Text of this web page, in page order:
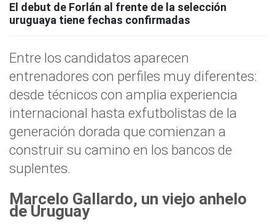
El debut de Forlán al frente de la selección
uruguaya tiene fechas confirmadas
Entre los candidatos aparecen
entrenadores con perfiles muy diferentes:
desde técnicos con amplia experiencia
internacional hasta exfutbolistas de la
generación dorada que comienzan a
construir su camino en los bancos de
suplentes.
Marcelo Gallardo, un viejo anhelo
de Uruguay